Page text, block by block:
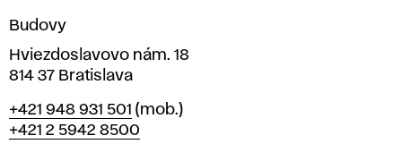
í
v
r
a
Budovy
Hviezdoslavovo nám. 18
814 37 Bratislava
Telefón
+421 948 931 501 (mob.)
+421 2 5942 8500